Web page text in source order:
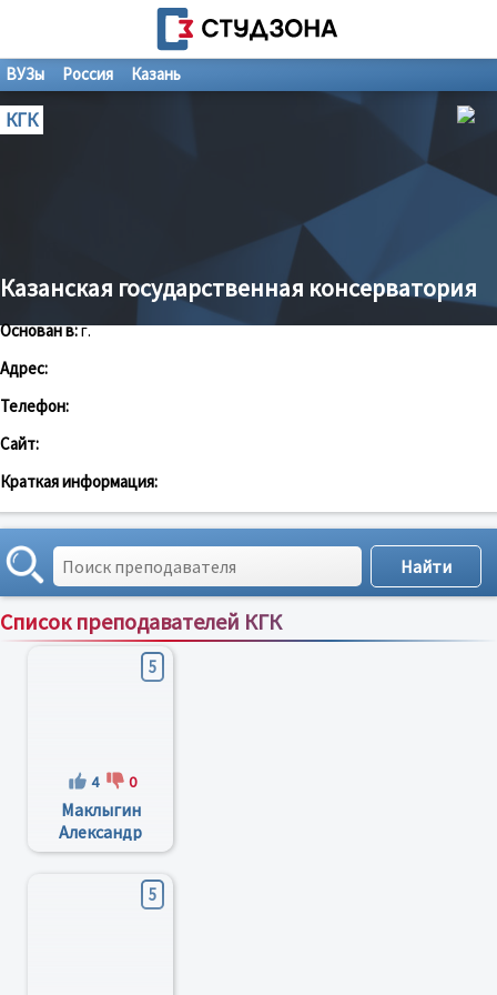
ВУЗы Россия Казань
КГК
Казанская государственная консерватория
Основан в:г.
Адрес:
Телефон:
Сайт:
Краткая информация:
Список преподавателей КГК
Сортировка по:имени;рейтингу;отзывам
5
4 0
Маклыгин
Александр
Львович
5